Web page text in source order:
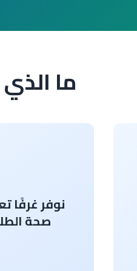
ما
نوفر غرفًا
صحة